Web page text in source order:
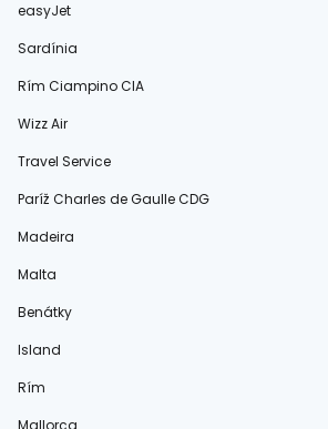
easyJet
Sardínia
Rím Ciampino CIA
Wizz Air
Travel Service
Paríž Charles de Gaulle CDG
Madeira
Malta
Benátky
Island
Rím